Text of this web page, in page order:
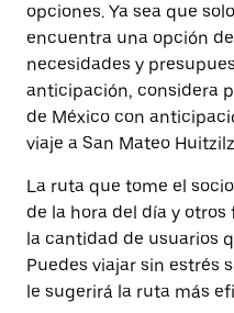
opciones. Ya sea que
encuentra una opción
necesidades y
anticipación, considera
de México con
viaje a San Mateo
La ruta que tome el
de la hora del día y
la cantidad de usuarios
Puedes viajar sin estrés
le sugerirá la ruta más